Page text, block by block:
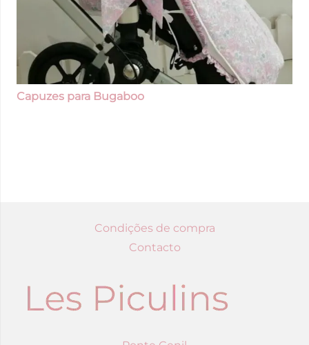
Capuzes para Bugaboo
Condições de compra
Contacto